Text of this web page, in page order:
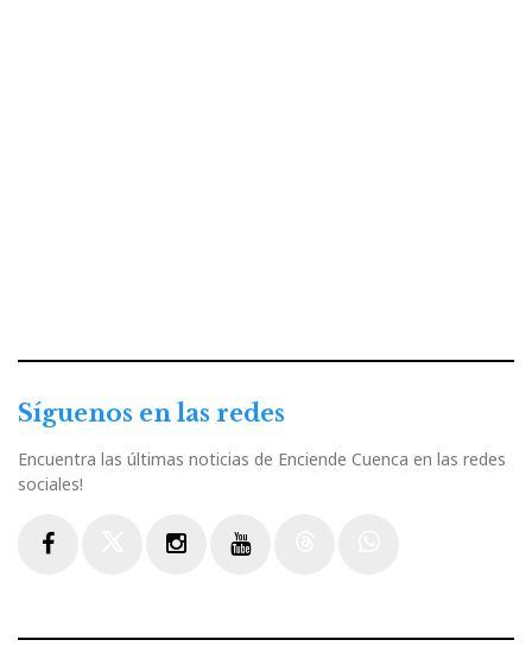
Síguenos en las redes
Encuentra las últimas noticias de Enciende Cuenca en las redes
sociales!